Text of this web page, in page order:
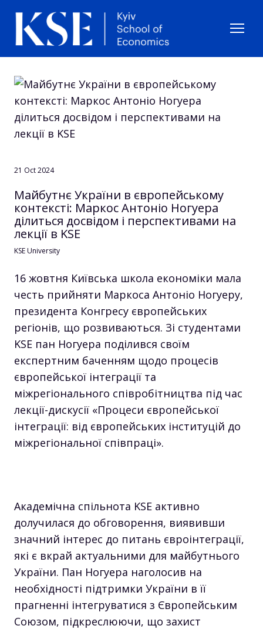
21 Oct 2024
Майбутнє України в європейському
контексті: Маркос Антоніо Ногуера
ділиться досвідом і перспективами на
лекції в KSE
KSE University
16 жовтня Київська школа економіки мала
честь прийняти Маркоса Антоніо Ногуеру,
президента Конгресу європейських
регіонів, що розвиваються. Зі студентами
KSE пан Ногуера поділився своїм
експертним баченням щодо процесів
європейської інтеграції та
міжрегіонального співробітництва під час
лекції-дискусії «Процеси європейської
інтеграції: від європейських інституцій до
міжрегіональної співпраці».
Академічна спільнота KSE активно
долучилася до обговорення, виявивши
значний інтерес до питань євроінтеграції,
які є вкрай актуальними для майбутнього
України. Пан Ногуера наголосив на
необхідності підтримки України в її
прагненні інтегруватися з Європейським
Союзом, підкреслюючи, що захист